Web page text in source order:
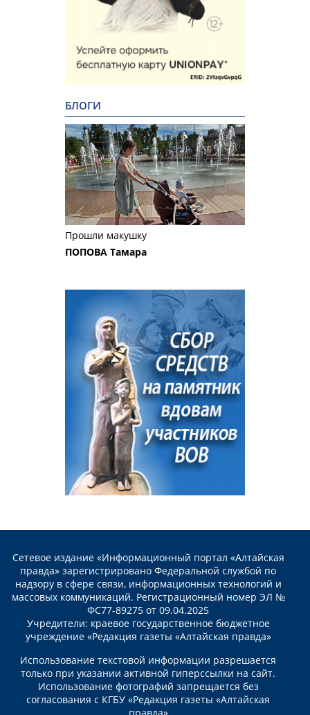
БЛОГИ
Прошли макушку
ПОПОВА Тамара
Сетевое издание «Информационный портал «Алтайская
правда» зарегистрировано Федеральной службой по
надзору в сфере связи, информационных технологий и
массовых коммуникаций. Регистрационный номер ЭЛ №
ФС77-89275 от 09.04.2025
Учредители: краевое государственное бюджетное
учреждение «Редакция газеты «Алтайская правда»
Использование текстовой информации разрешается
только при указании активной гиперссылки на сайт.
Использование фотографий запрещается без
согласования с КГБУ «Редакция газеты «Алтайская